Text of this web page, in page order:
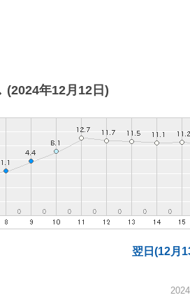
(2024年12月12日)
翌日(12月